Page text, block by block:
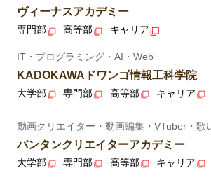
ヴィーナスアカデミー
専門部 高等部 キャリア
IT・プログラミング・AI・Web
KADOKAWAドワンゴ情報工科学院
大学部 専門部 高等部 キャリア
動画クリエイター・動画編集・VTuber・歌
バンタンクリエイターアカデミー
大学部 専門部 高等部 キャリア